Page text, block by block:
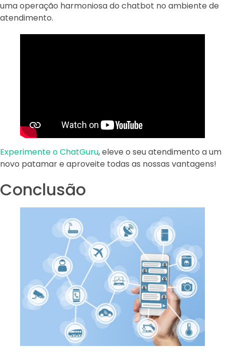
uma operação harmoniosa do chatbot no ambiente de
atendimento.
Experimente o ChatGuru, eleve o seu atendimento a um
novo patamar e aproveite todas as nossas vantagens!
Conclusão